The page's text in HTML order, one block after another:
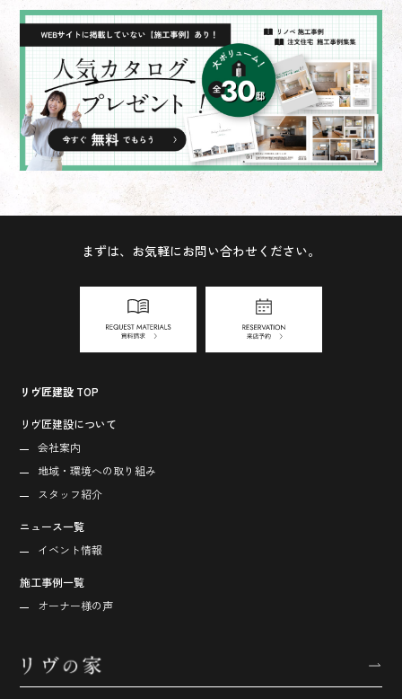
まずは、お気軽にお問い合わせください。
リヴ匠建設 TOP
リヴ匠建設について
会社案内
地域・環境への取り組み
スタッフ紹介
ニュース一覧
イベント情報
施工事例一覧
オーナー様の声